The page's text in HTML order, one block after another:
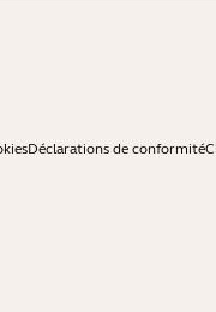
Déclarations de conformité